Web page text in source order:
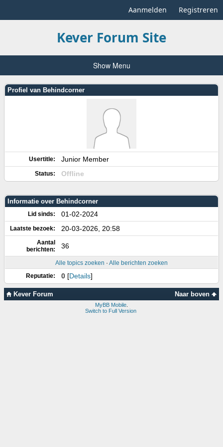
Aanmelden Registreren
Kever Forum Site
Show Menu
Profiel van Behindcorner
Usertitle: Junior Member
Status: Offline
Informatie over Behindcorner
Lid sinds: 01-02-2024
Laatste bezoek: 20-03-2026, 20:58
Aantal
berichten:
36
Alle topics zoeken · Alle berichten zoeken
Reputatie:
0 [Details]
Naar boven
Kever Forum
MyBB Mobile
Switch to Full Version